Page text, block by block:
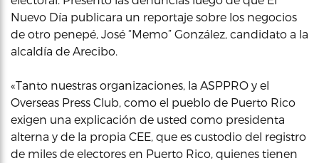
Nuevo Día publicara un reportaje sobre los negocios
de otro penepé, José “Memo” González, candidato a la
alcaldía de Arecibo.
«Tanto nuestras organizaciones, la ASPPRO y el
Overseas Press Club, como el pueblo de Puerto Rico
exigen una explicación de usted como presidenta
alterna y de la propia CEE, que es custodio del registro
de miles de electores en Puerto Rico, quienes tienen